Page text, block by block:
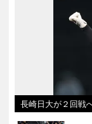
長崎日大が２回